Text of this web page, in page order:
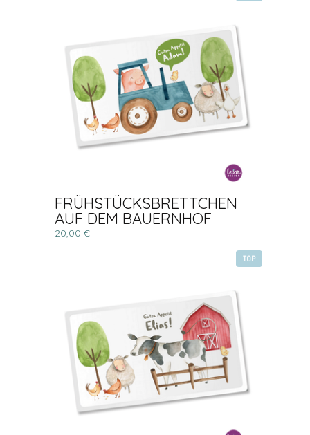
FRÜHSTÜCKSBRETTCHEN
AUF DEM BAUERNHOF
20,00 €
TOP